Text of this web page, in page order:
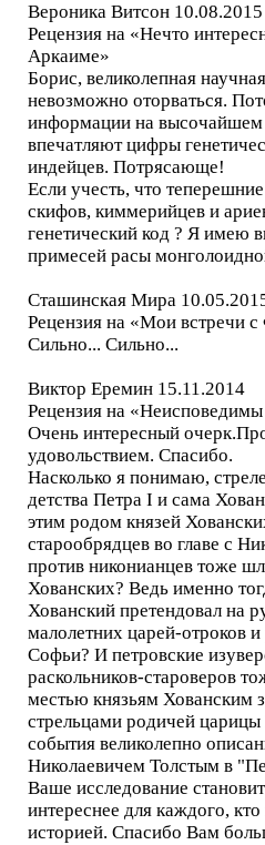
Вероника Витсон
Рецензия на «Нечто
Аркаиме»
Борис, великолепная
невозможно оторваться.
информации на
впечатляют цифры
индейцев. Потрясающе!
Если учесть, что
скифов, киммерийцев и
генетический код ? Я имею
примесей расы
Сташинская Мира
Рецензия на «Мои встречи
Сильно... Сильно...
Виктор Еремин 15.11.2014
Рецензия на
Очень интересный
удовольствием. Спасибо.
Насколько я понимаю,
детства Петра I и сама
этим родом князей
старообрядцев во главе с
против никонианцев тоже
Хованских? Ведь именно
Хованский претендовал на
малолетних царей-отроков
Софьи? И петровские
раскольников-староверов
местью князьям Хованским
стрельцами родичей царицы
события великолепно
Николаевичем Толстым в
Ваше исследование
интереснее для каждого,
историей. Спасибо Вам